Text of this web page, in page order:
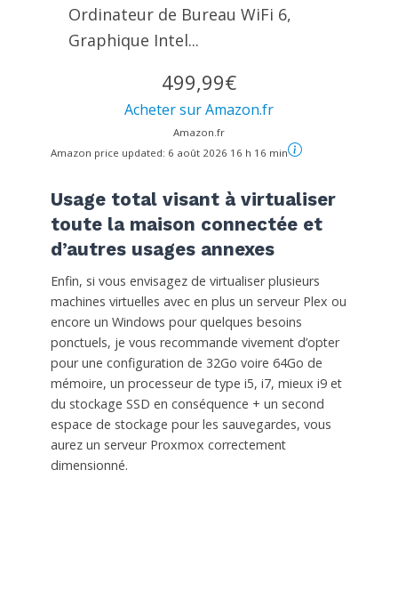
Ordinateur de Bureau WiFi 6,
Graphique Ιntel...
499,99€
Acheter sur Amazon.fr
Amazon.fr
Amazon price updated: 6 août 2026 16 h 16 min
Usage total visant à virtualiser
toute la maison connectée et
d’autres usages annexes
Enfin, si vous envisagez de virtualiser plusieurs
machines virtuelles avec en plus un serveur Plex ou
encore un Windows pour quelques besoins
ponctuels, je vous recommande vivement d’opter
pour une configuration de 32Go voire 64Go de
mémoire, un processeur de type i5, i7, mieux i9 et
du stockage SSD en conséquence + un second
espace de stockage pour les sauvegardes, vous
aurez un serveur Proxmox correctement
dimensionné.